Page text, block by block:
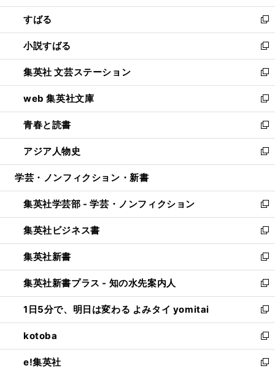
開
く
ウ
で
開
く
ン
ド
ウ
で
開
く
すばる
新
し
い
ウ
ィ
ン
ド
ウ
で
開
く
小説すばる
新
し
い
ウ
ィ
ン
ド
ウ
で
開
集英社 文芸ステーション
新
し
い
ウ
ィ
ン
ド
ウ
開
く
web 集英社文庫
新
し
い
ウ
ィ
ン
ウ
で
開
く
青春と読書
新
し
い
ウ
ン
ド
ウ
で
開
く
アジア人物史
新
し
ウ
ィ
ン
ド
ウ
で
開
く
学芸・ノンフィクション・新書
集英社学芸部 - 学芸・ノンフィクション
新
し
い
ウ
ィ
ン
ド
ウ
で
開
く
集英社ビジネス書
新
し
い
ウ
ィ
ン
ド
ウ
で
開
く
集英社新書
新
し
い
ウ
ィ
ン
ド
ウ
で
集英社新書プラス - 知の水先案内人
新
し
い
ウ
ィ
ン
ド
1日5分で、明日は変わる よみタイ yomitai
新
し
い
ウ
ィ
kotoba
新
し
い
e!集英社
新